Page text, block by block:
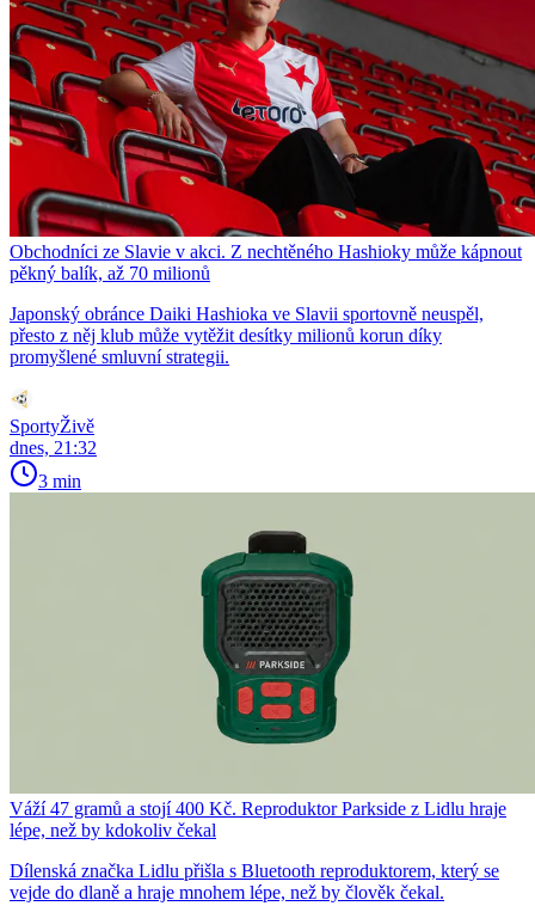
Obchodníci ze Slavie v akci. Z nechtěného Hashioky může kápnout
pěkný balík, až 70 milionů
Japonský obránce Daiki Hashioka ve Slavii sportovně neuspěl,
přesto z něj klub může vytěžit desítky milionů korun díky
promyšlené smluvní strategii.
SportyŽivě
dnes, 21:32
3 min
Váží 47 gramů a stojí 400 Kč. Reproduktor Parkside z Lidlu hraje
lépe, než by kdokoliv čekal
Dílenská značka Lidlu přišla s Bluetooth reproduktorem, který se
vejde do dlaně a hraje mnohem lépe, než by člověk čekal.